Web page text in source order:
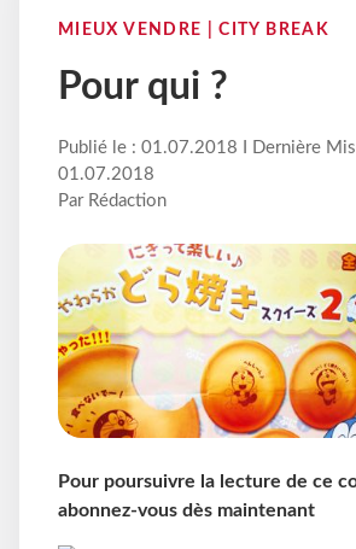
MIEUX VENDRE | CITY BREAK
Pour qui ?
Publié le : 01.07.2018 I Dernière
01.07.2018
Par Rédaction
Pour poursuivre la lecture de ce
abonnez-vous dès maintenant